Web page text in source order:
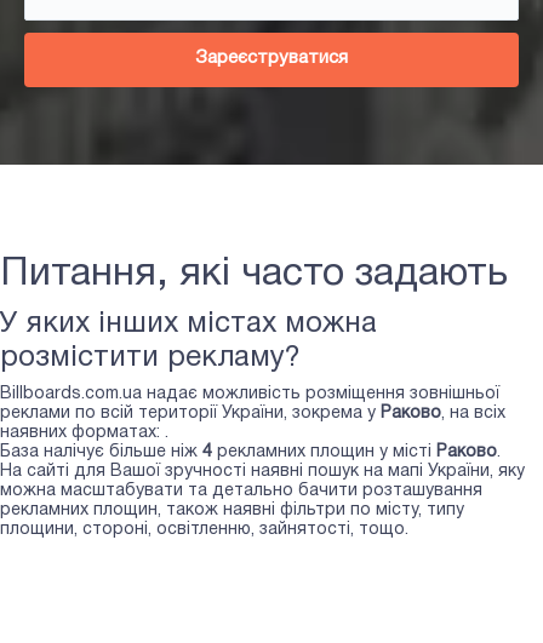
Зареєструватися
Питання, які часто задають
У яких інших містах можна
розмістити рекламу?
Billboards.com.ua надає можливість розміщення зовнішньої
реклами по всій території України, зокрема у Раково, на всіх
наявних форматах: .
База налічує більше ніж 4 рекламних площин у місті Раково.
На сайті для Вашої зручності наявні пошук на мапі України, яку
можна масштабувати та детально бачити розташування
рекламних площин, також наявні фільтри по місту, типу
площини, стороні, освітленню, зайнятості, тощо.